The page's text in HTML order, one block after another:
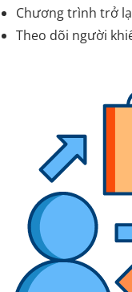
Chương trình trở
Theo dõi người